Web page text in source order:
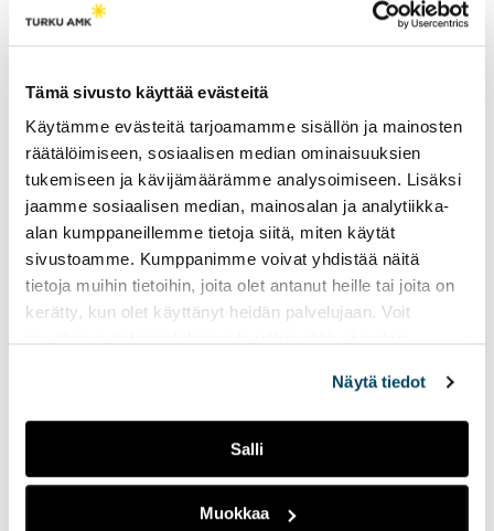
Tämä sivusto käyttää evästeitä
Käytämme evästeitä tarjoamamme sisällön ja mainosten
räätälöimiseen, sosiaalisen median ominaisuuksien
tukemiseen ja kävijämäärämme analysoimiseen. Lisäksi
jaamme sosiaalisen median, mainosalan ja analytiikka-
alan kumppaneillemme tietoja siitä, miten käytät
sivustoamme. Kumppanimme voivat yhdistää näitä
tietoja muihin tietoihin, joita olet antanut heille tai joita on
kerätty, kun olet käyttänyt heidän palvelujaan. Voit
Näytä tiedot
Salli
Muokkaa
Oppimismuotoilussako
menestyksen avain?
Yhteisöllisyys motivoi